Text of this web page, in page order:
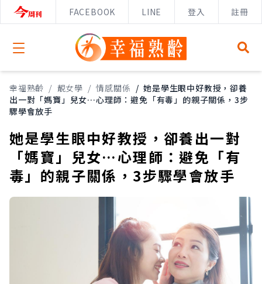
FACEBOOK LINE 登入 註冊
Open menu
幸福熟齡 / 靚女學 / 情感關係 / 她是學生眼中好教授，卻養
出一對「媽寶」兒女…心理師：避免「有毒」的親子關係，3步
驟學會放手
她是學生眼中好教授，卻養出一對
「媽寶」兒女…心理師：避免「有
毒」的親子關係，3步驟學會放手